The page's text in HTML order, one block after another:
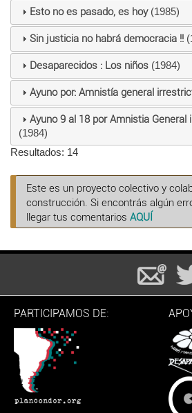
Esto no es pasado, es hoy(1985)
Sin justicia no habrá democracia !!
Desaparecidos : Los niños(1984)
Ayuno por: Amnistía general
Ayuno 9 al 18 por Amnistia
(1984)
Resultados: 14
Este es un proyecto colectivo y
construcción. Si encontrás algún
llegar tus comentarios AQUÍ
PARTICIPAMOS DE: